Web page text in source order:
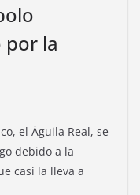
por la
el Águila Real, se
debido a la
casi la lleva a